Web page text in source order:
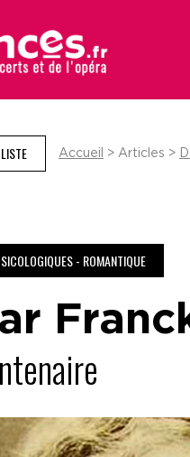
Accueil > Articles >
- ROMANTIQUE